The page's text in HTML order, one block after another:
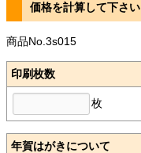
価格を計算して下さい
商品No.3s015
印刷枚数
枚
年賀はがきについて